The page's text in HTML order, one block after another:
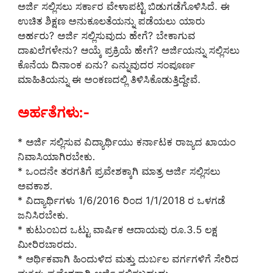
ಅರ್ಜಿ ಸಲ್ಲಿಸಲು ಸರ್ಕಾರ ವೇಳಾಪಟ್ಟಿ ಬಿಡುಗಡೆಗೊಳಿಸಿದೆ. ಈ
ಉಚಿತ ಶಿಕ್ಷಣ ಅನುಕೂಲತೆಯನ್ನು ಪಡೆಯಲು ಯಾರು
ಅರ್ಹರು? ಅರ್ಜಿ ಸಲ್ಲಿಸುವುದು ಹೇಗೆ? ಬೇಕಾಗುವ
ದಾಖಲೆಗಳೇನು? ಆಯ್ಕೆ ಪ್ರಕ್ರಿಯೆ ಹೇಗೆ? ಅರ್ಜಿಯನ್ನು ಸಲ್ಲಿಸಲು
ಕೊನೆಯ ದಿನಾಂಕ ಏನು? ಎನ್ನುವುದರ ಸಂಪೂರ್ಣ
ಮಾಹಿತಿಯನ್ನು ಈ ಅಂಕಣದಲ್ಲಿ ತಿಳಿಸಿಕೊಡುತ್ತಿದ್ದೇವೆ.
ಅರ್ಹತೆಗಳು:-
* ಅರ್ಜಿ ಸಲ್ಲಿಸುವ ವಿದ್ಯಾರ್ಥಿಯು ಕರ್ನಾಟಕ ರಾಜ್ಯದ ಖಾಯಂ
ನಿವಾಸಿಯಾಗಿರಬೇಕು.
* ಒಂದನೇ ತರಗತಿಗೆ ಪ್ರವೇಶಕ್ಕಾಗಿ ಮಾತ್ರ ಅರ್ಜಿ ಸಲ್ಲಿಸಲು
ಅವಕಾಶ.
* ವಿದ್ಯಾರ್ಥಿಗಳು 1/6/2016 ರಿಂದ 1/1/2018 ರ ಒಳಗಡೆ
ಜನಿಸಿರಬೇಕು.
* ಕುಟುಂಬದ ಒಟ್ಟು ವಾರ್ಷಿಕ ಆದಾಯವು ರೂ.3.5 ಲಕ್ಷ
ಮೀರಿರಬಾರದು.
* ಆರ್ಥಿಕವಾಗಿ ಹಿಂದುಳಿದ ಮತ್ತು ದುರ್ಬಲ ವರ್ಗಗಳಿಗೆ ಸೇರಿದ